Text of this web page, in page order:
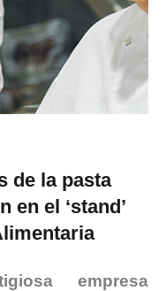
de la pasta
en el ‘stand’
empresa